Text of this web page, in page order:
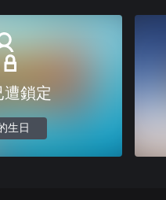
遭鎖定
生日